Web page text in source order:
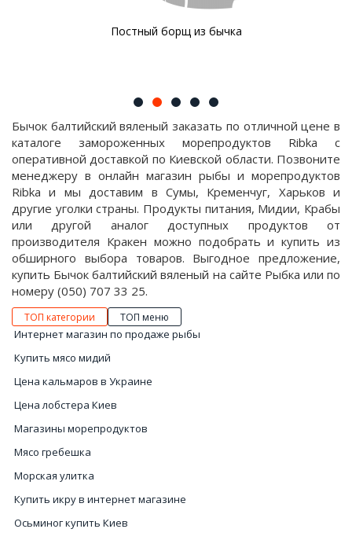
Постный борщ из бычка
Бычок балтийский вяленый заказать по отличной цене в
каталоге замороженных морепродуктов Ribka с
оперативной доставкой по Киевской области. Позвоните
менеджеру в онлайн магазин рыбы и морепродуктов
Ribka и мы доставим в Сумы, Кременчуг, Харьков и
другие уголки страны. Продукты питания, Мидии, Крабы
или другой аналог доступных продуктов от
производителя Кракен можно подобрать и купить из
обширного выбора товаров. Выгодное предложение,
купить Бычок балтийский вяленый на сайте Рыбка или по
номеру (050) 707 33 25.
ТОП категории ТОП меню
Интернет магазин по продаже рыбы
Купить мясо мидий
Цена кальмаров в Украине
Цена лобстера Киев
Магазины морепродуктов
Мясо гребешка
Морская улитка
Купить икру в интернет магазине
Осьминог купить Киев